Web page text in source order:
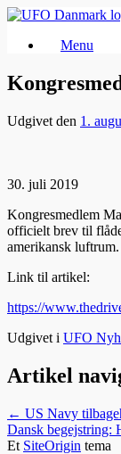
Gå
indhold
Menu
Udgivet den 1.
30. juli 2019
Kongresmedlem
officielt brev til
amerikansk luftrum.
Link til artikel:
https://
Udgivet i UFO
Artikel
← US Navy
Dansk begejstring:
Et SiteOrigin tema